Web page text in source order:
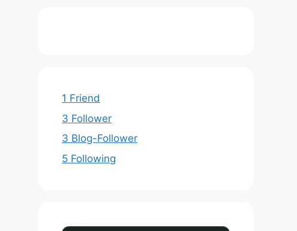
1 Friend
3 Follower
3 Blog-Follower
5 Following